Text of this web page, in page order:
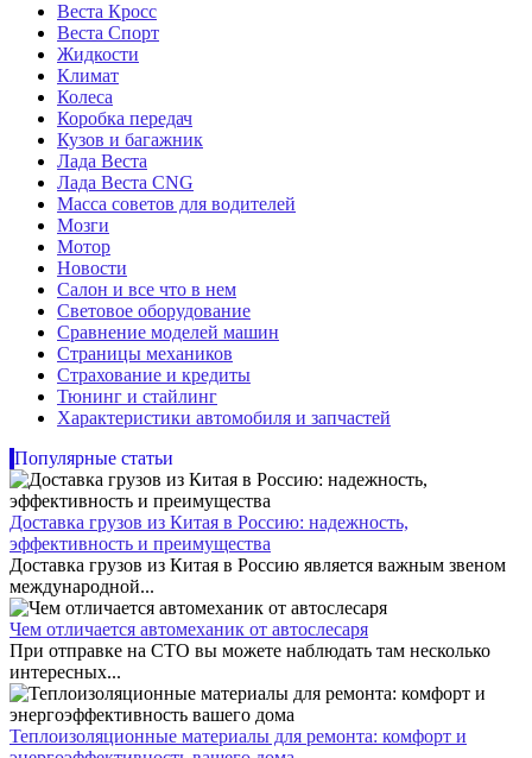
Веста Кросс
Веста Спорт
Жидкости
Климат
Колеса
Коробка передач
Кузов и багажник
Лада Веста
Лада Веста CNG
Масса советов для водителей
Мозги
Мотор
Новости
Салон и все что в нем
Световое оборудование
Сравнение моделей машин
Страницы механиков
Страхование и кредиты
Тюнинг и стайлинг
Характеристики автомобиля и запчастей
Популярные статьи
Доставка грузов из Китая в Россию: надежность,
эффективность и преимущества
Доставка грузов из Китая в Россию является важным звеном
международной...
Чем отличается автомеханик от автослесаря
При отправке на СТО вы можете наблюдать там несколько
интересных...
Теплоизоляционные материалы для ремонта: комфорт и